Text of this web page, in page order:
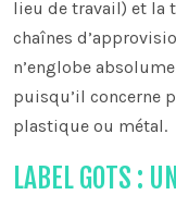
lieu de travail) et la
chaînes
n’englobe
puisqu’il concerne
plastique ou métal.
LABEL GOTS :